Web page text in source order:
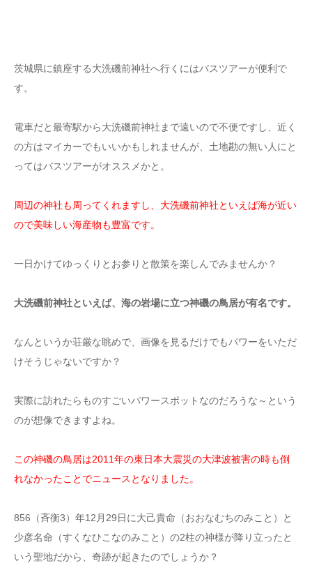
茨城県に鎮座する大洗磯前神社へ行くにはバスツアーが便利で
す。
電車だと最寄駅から大洗磯前神社まで遠いので不便ですし、近く
の方はマイカーでもいいかもしれませんが、土地勘の無い人にと
ってはバスツアーがオススメかと。
周辺の神社も周ってくれますし、大洗磯前神社といえば海が近い
ので美味しい海産物も豊富です。
一日かけてゆっくりとお参りと散策を楽しんでみませんか？
大洗磯前神社といえば、海の岩場に立つ神磯の鳥居が有名です。
なんというか荘厳な眺めで、画像を見るだけでもパワーをいただ
けそうじゃないですか？
実際に訪れたらものすごいパワースポットなのだろうな～という
のが想像できますよね。
この神磯の鳥居は2011年の東日本大震災の大津波被害の時も倒
れなかったことでニュースとなりました。
856（斉衡3）年12月29日に大己貴命（おおなむちのみこと）と
少彦名命（すくなひこなのみこと）の2柱の神様が降り立ったと
いう聖地だから、奇跡が起きたのでしょうか？